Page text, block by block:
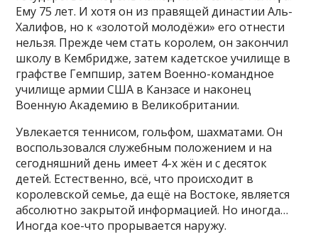
Ему 75 лет. И хотя он из правящей династии Аль-
Халифов, но к «золотой молодёжи» его отнести
нельзя. Прежде чем стать королем, он закончил
школу в Кембридже, затем кадетское училище в
графстве Гемпшир, затем Военно-командное
училище армии США в Канзасе и наконец
Военную Академию в Великобритании.
Увлекается теннисом, гольфом, шахматами. Он
воспользовался служебным положением и на
сегодняшний день имеет 4-х жён и с десяток
детей. Естественно, всё, что происходит в
королевской семье, да ещё на Востоке, является
абсолютно закрытой информацией. Но иногда…
Иногда кое-что прорывается наружу.